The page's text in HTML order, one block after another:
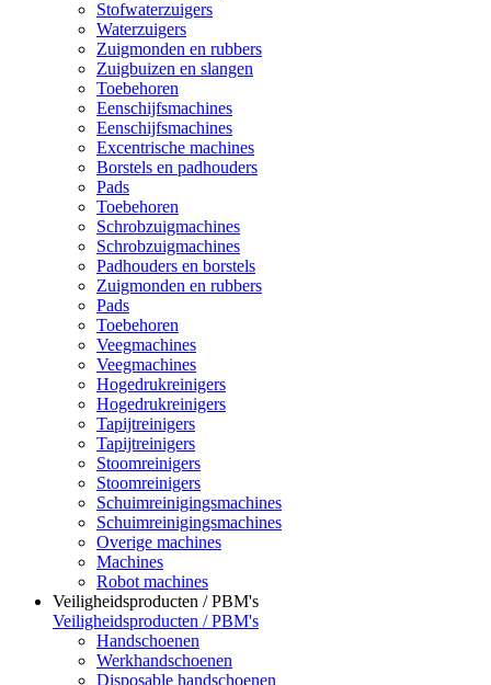
Stofwaterzuigers
Waterzuigers
Zuigmonden en rubbers
Zuigbuizen en slangen
Toebehoren
Eenschijfsmachines
Eenschijfsmachines
Excentrische machines
Borstels en padhouders
Pads
Toebehoren
Schrobzuigmachines
Schrobzuigmachines
Padhouders en borstels
Zuigmonden en rubbers
Pads
Toebehoren
Veegmachines
Veegmachines
Hogedrukreinigers
Hogedrukreinigers
Tapijtreinigers
Tapijtreinigers
Stoomreinigers
Stoomreinigers
Schuimreinigingsmachines
Schuimreinigingsmachines
Overige machines
Machines
Robot machines
Veiligheidsproducten / PBM's
Veiligheidsproducten / PBM's
Handschoenen
Werkhandschoenen
Disposable handschoenen